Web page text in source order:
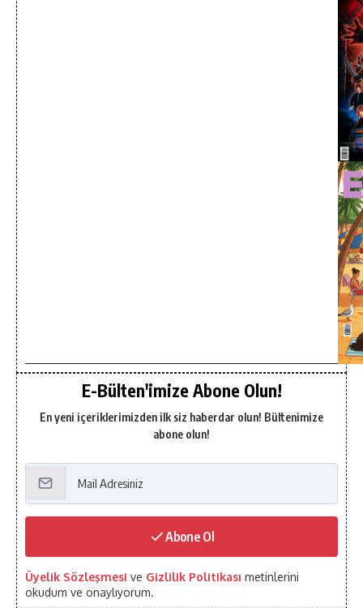
E-Bülten'imize Abone Olun!
En yeni içeriklerimizden ilk siz haberdar olun! Bültenimize
abone olun!
Abone Ol
Üyelik Sözleşmesi ve Gizlilik Politikası metinlerini
okudum ve onaylıyorum.